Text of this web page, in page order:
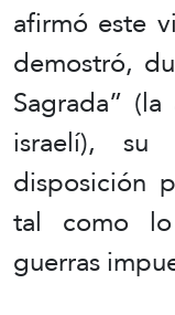
afirmó este
demostró,
Sagrada”
israelí),
disposición
tal como
guerras